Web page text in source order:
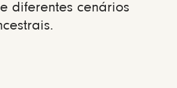
diferentes cenários